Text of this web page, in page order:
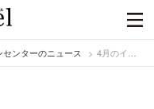
ンターのニュース 4月のイベント&プロモーション情報